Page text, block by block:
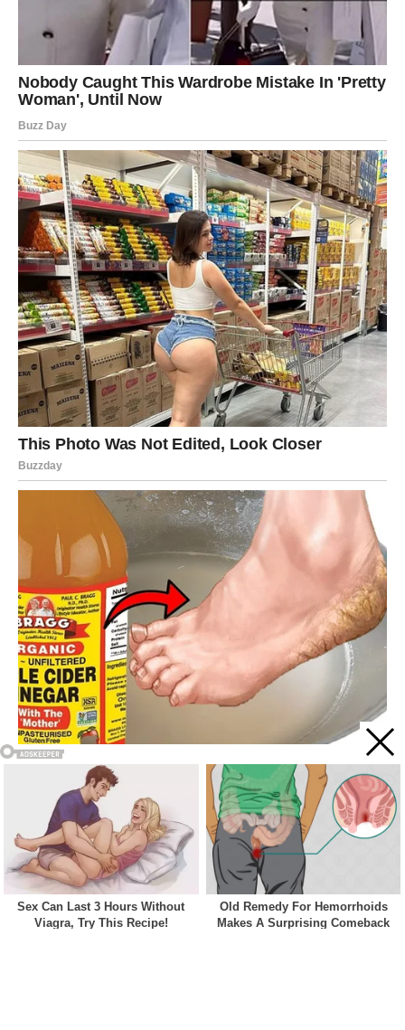
Acest site web folosește cookie-uri pentru a vă îmbunătăți
experiența. Vom presupune că sunteți de acord cu asta dacă
vă continuați navigarea.
Cookie settings ACCEPT